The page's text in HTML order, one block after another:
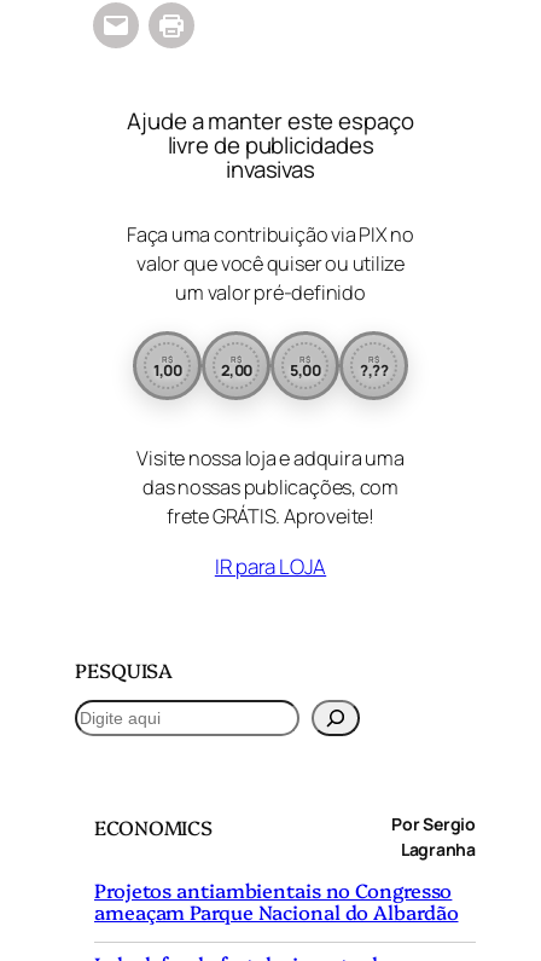
Ajude a manter este espaço
livre de publicidades
invasivas
Faça uma contribuição via PIX no
valor que você quiser ou utilize
um valor pré-definido
R$
1,00
R$
2,00
R$
5,00
R$
?,??
Visite nossa loja e adquira uma
das nossas publicações, com
frete GRÁTIS. Aproveite!
IR para LOJA
PESQUISA
P
e
ECONOMICS
Por Sergio
Lagranha
Projetos antiambientais no Congresso
ameaçam Parque Nacional do Albardão